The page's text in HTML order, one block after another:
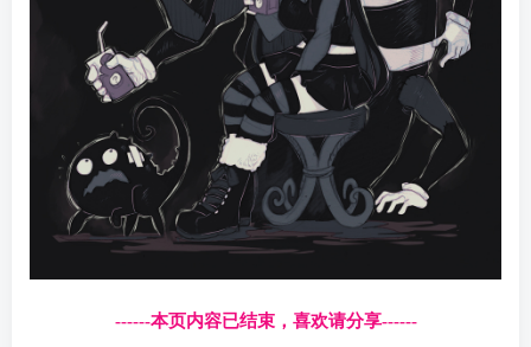
------本页内容已结束，喜欢请分享------